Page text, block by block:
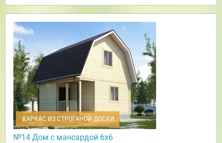
КАРКАС ИЗ СТРОГАНОЙ ДОСКИ
№14 Дом с мансардой 6х6